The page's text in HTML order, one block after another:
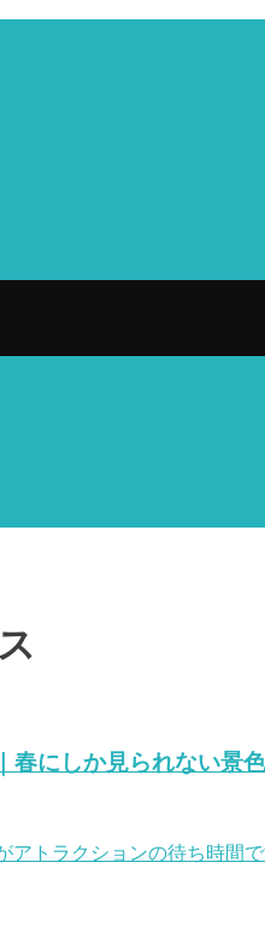
春にしか見られない景
トラクションの待ち時